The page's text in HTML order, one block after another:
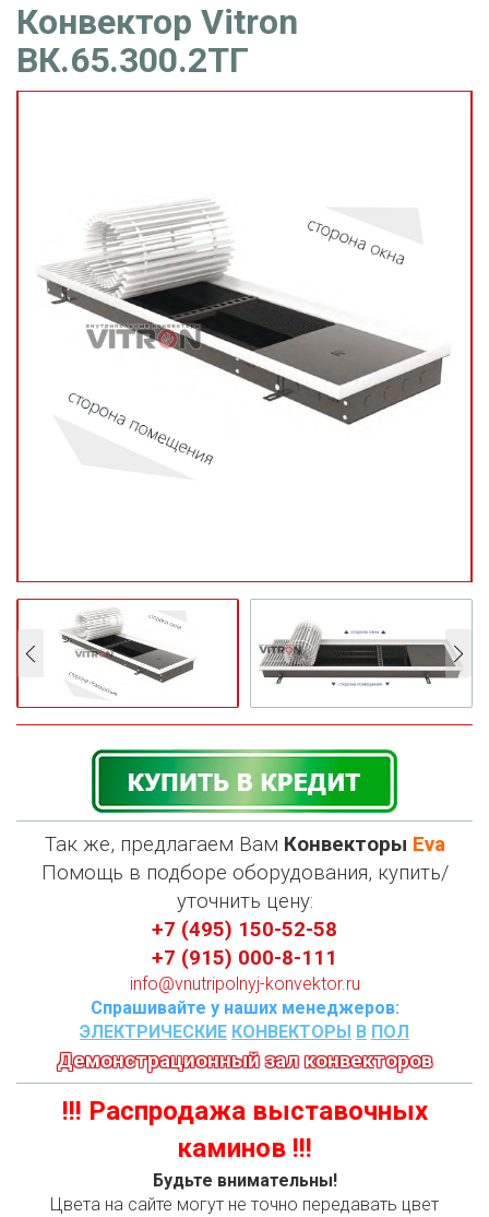
Конвектор Vitron
ВК.65.300.2ТГ
Так же, предлагаем Вам Конвекторы Eva
Помощь в подборе оборудования, купить/
уточнить цену:
+7 (495) 150-52-58
+7 (915) 000-8-111
info@vnutripolnyj-konvektor.ru
Спрашивайте у наших менеджеров:
ЭЛЕКТРИЧЕСКИЕ КОНВЕКТОРЫ В ПОЛ
Демонстрационный зал конвекторов
!!! Распродажа выставочных
каминов !!!
Будьте внимательны!
Цвета на сайте могут не точно передавать цвет